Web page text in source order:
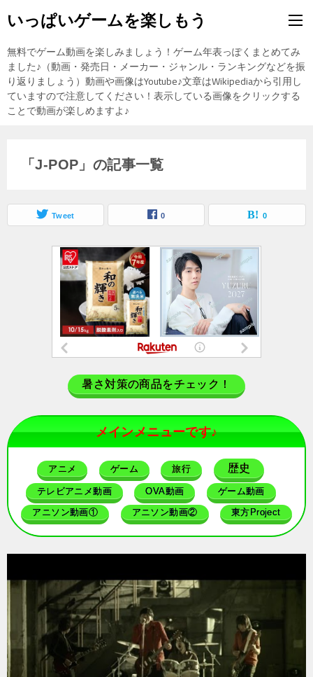
いっぱいゲームを楽しもう
無料でゲーム動画を楽しみましょう！ゲーム年表っぽくまとめてみ
ました♪（動画・発売日・メーカー・ジャンル・ランキングなどを振
り返りましょう）動画や画像はYoutube♪文章はWikipediaから引用し
ていますので注意してください！表示している画像をクリックする
ことで動画が楽しめますよ♪
「J-POP」の記事一覧
Tweet 0 0
暑さ対策の商品をチェック！
メインメニューです♪
アニメ ゲーム 旅行 歴史
テレビアニメ動画 OVA動画 ゲーム動画
アニソン動画① アニソン動画② 東方Project